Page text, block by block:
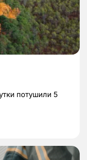
потушили 5